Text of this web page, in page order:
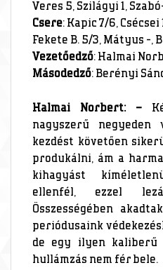
Veres 5, Szilágyi 1,
Csere: Kapic 7/6,
Fekete B. 5/3, Mátyus -,
Vezetőedző: Halmai
Másodedző: Berényi
Halmai Norbert: –
nagyszerű negyeden
kezdést követően
produkálni, ám a
kihagyást
ellenfél, ezzel
Összességében
periódusaink
de egy ilyen kaliberű
hullámzás nem fér bele.